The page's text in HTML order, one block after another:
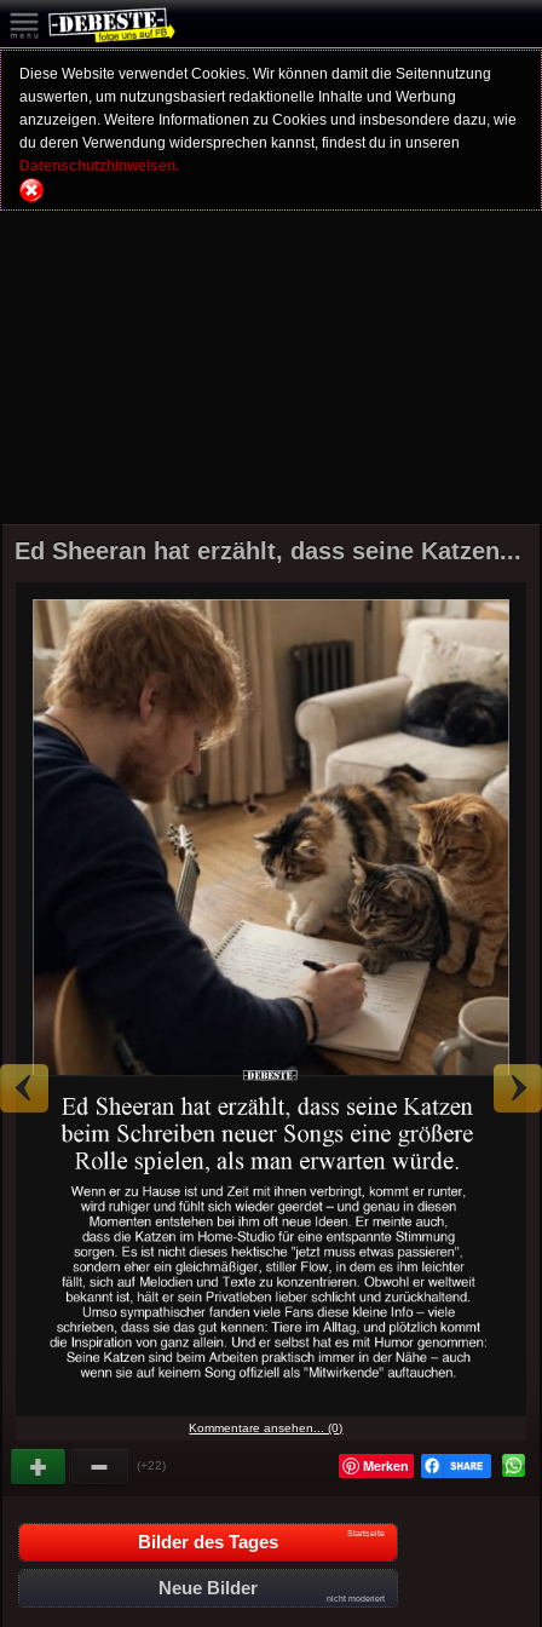
Diese Website verwendet Cookies. Wir können damit die Seitennutzung
auswerten, um nutzungsbasiert redaktionelle Inhalte und Werbung
anzuzeigen. Weitere Informationen zu Cookies und insbesondere dazu, wie
du deren Verwendung widersprechen kannst, findest du in unseren
Datenschutzhinweisen.
Ed Sheeran hat erzählt, dass seine Katzen...
Kommentare ansehen... (0)
(+22) Merken
Bilder des Tages Startseite
Neue Bilder
nicht moderiert